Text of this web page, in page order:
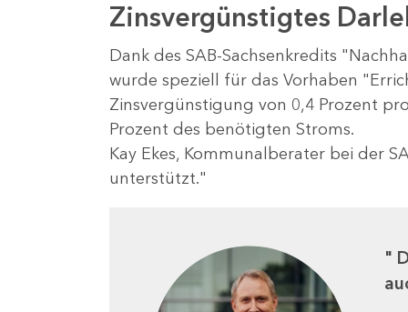
Zinsvergünstigtes
Dank des SAB-Sachsenkredits
wurde speziell für das Vorhaben
Zinsvergünstigung von 0,4 Prozent
Prozent des benötigten Stroms.
Kay Ekes, Kommunalberater bei der
unterstützt."